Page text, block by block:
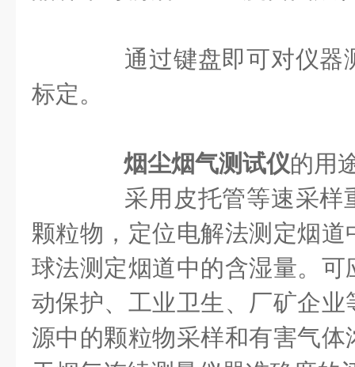
通过键盘即可对仪器
标定。
烟尘烟气测试仪的用
采用皮托管等速采样
颗粒物，定位电解法测定烟
球法测定烟道中的含湿量。
动保护、工业卫生、厂矿企
源中的颗粒物采样和有害气